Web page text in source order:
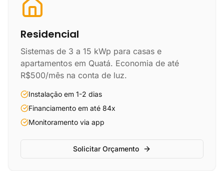
Residencial
Sistemas de 3 a 15 kWp para casas e
apartamentos em Quatá. Economia de até
R$500/mês na conta de luz.
Instalação em 1-2 dias
Financiamento em até 84x
Monitoramento via app
Solicitar Orçamento